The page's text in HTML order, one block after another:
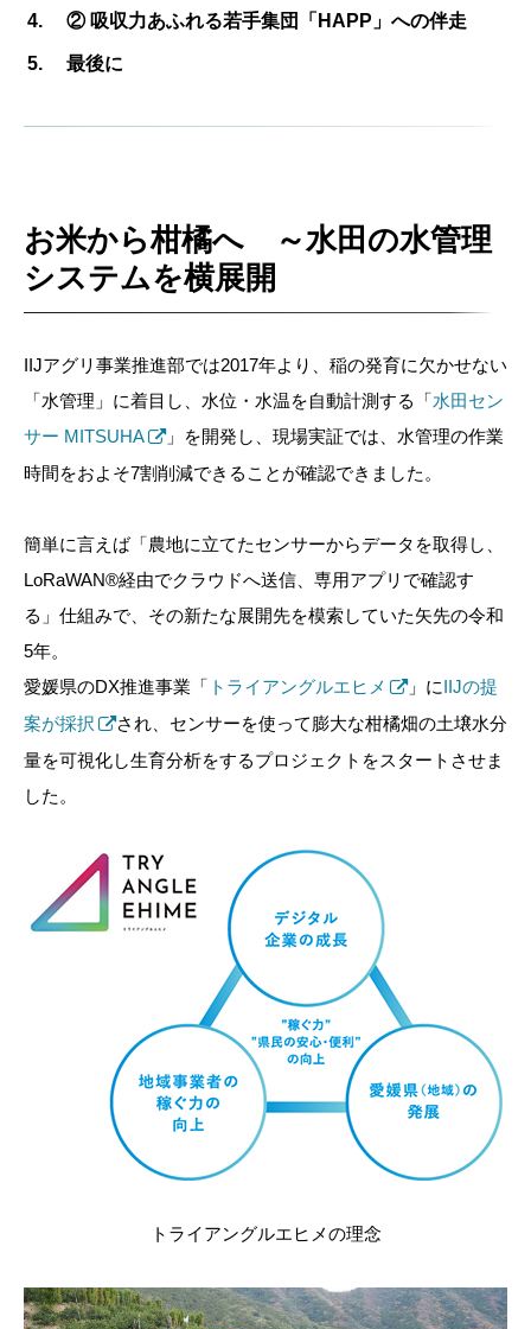
② 吸収力あふれる若手集団「HAPP」への伴走
最後に
お米から柑橘へ ～水田の水管理
システムを横展開
IIJアグリ事業推進部では2017年より、稲の発育に欠かせない
「水管理」に着目し、水位・水温を自動計測する「水田セン
サー MITSUHA
」を開発し、現場実証では、水管理の作業
時間をおよそ7割削減できることが確認できました。
簡単に言えば「農地に立てたセンサーからデータを取得し、
LoRaWAN®経由でクラウドへ送信、専用アプリで確認す
る」仕組みで、その新たな展開先を模索していた矢先の令和
5年。
愛媛県のDX推進事業「 トライアングルエヒメ 」にIIJの提
案が採択
され、センサーを使って膨大な柑橘畑の土壌水分
量を可視化し生育分析をするプロジェクトをスタートさせま
した。
トライアングルエヒメの理念